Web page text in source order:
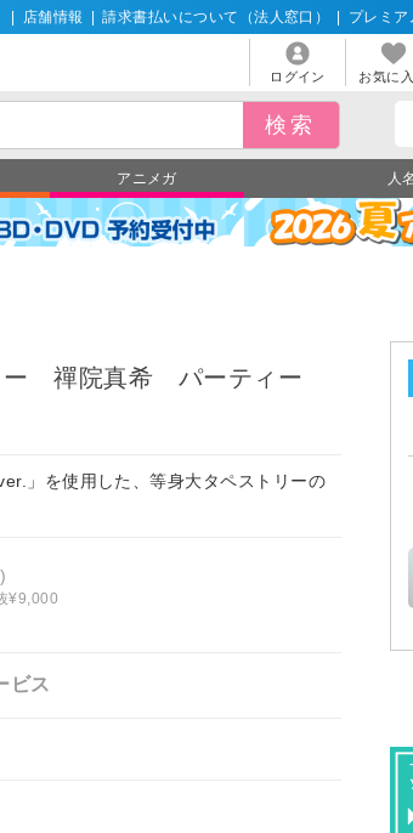
店舗情報 請求書払いについて（法人窓口） プレミ
ログイン お気に
アニメガ 人
ー 禪院真希 パーティー
」を使用した、等身大タペストリーの
¥9,000
ビス